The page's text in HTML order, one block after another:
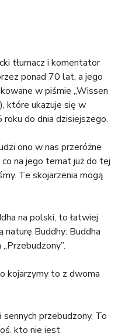
tłumacz i komentator
ponad 70 lat, a jego
w piśmie „Wissen
które ukazuje się w
do dnia dzisiejszego.
ono w nas przeróżne
na jego temat już do tej
Te skojarzenia mogą
na polski, to łatwiej
naturę Buddhy: Buddha
kojarzymy to z dwoma
przebudzony. To
kto nie jest